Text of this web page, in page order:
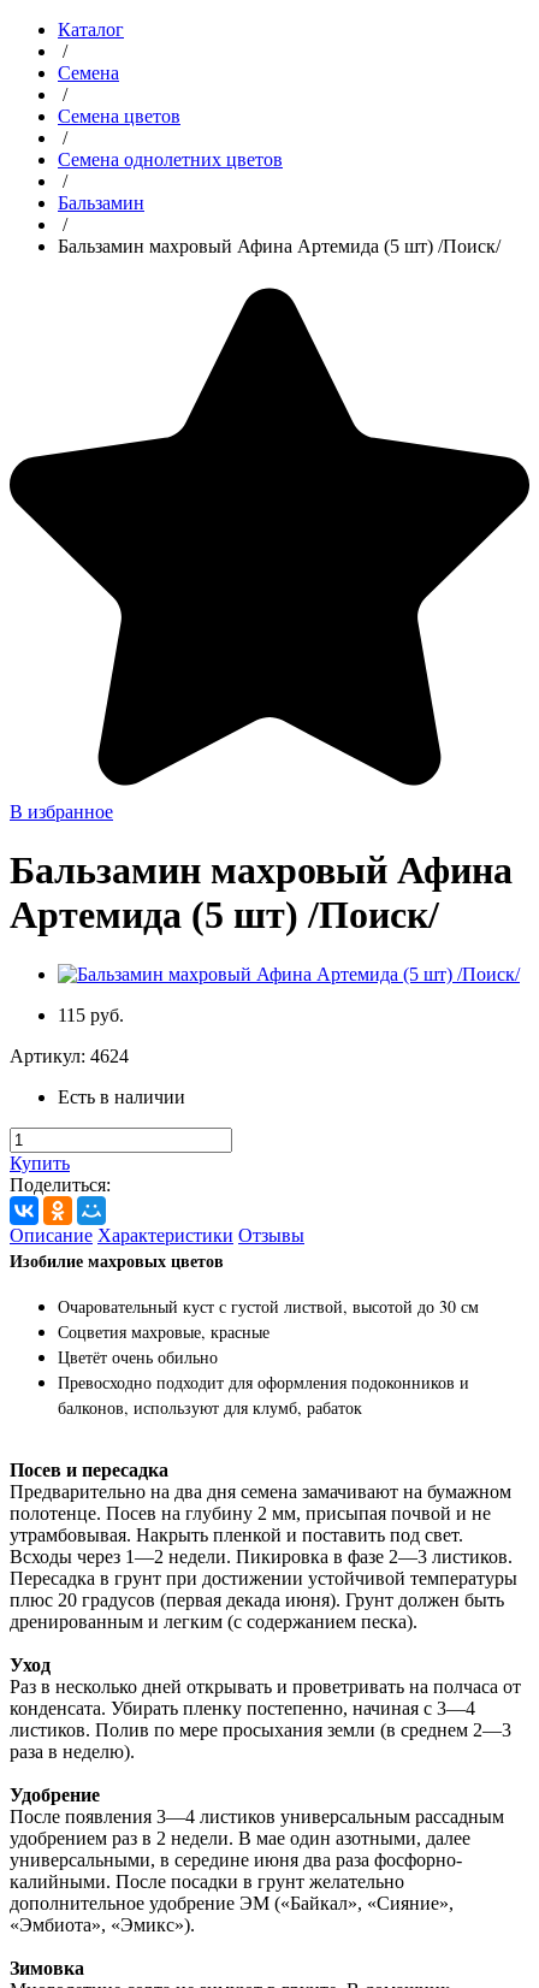
Каталог
/
Семена
/
Семена цветов
/
Семена однолетних цветов
/
Бальзамин
/
Бальзамин махровый Афина Артемида (5 шт) /Поиск/
В избранное
Бальзамин махровый Афина
Артемида (5 шт) /Поиск/
115 руб.
Артикул: 4624
Есть в наличии
Купить
Поделиться:
Описание Характеристики Отзывы
Изобилие махровых цветов
Очаровательный куст с густой листвой, высотой до 30 см
Соцветия махровые, красные
Цветёт очень обильно
Превосходно подходит для оформления подоконников и
балконов, используют для клумб, рабаток
Посев и пересадка
Предварительно на два дня семена замачивают на бумажном
полотенце. Посев на глубину 2 мм, присыпая почвой и не
утрамбовывая. Накрыть пленкой и поставить под свет.
Всходы через 1—2 недели. Пикировка в фазе 2—3 листиков.
Пересадка в грунт при достижении устойчивой температуры
плюс 20 градусов (первая декада июня). Грунт должен быть
дренированным и легким (с содержанием песка).
Уход
Раз в несколько дней открывать и проветривать на полчаса от
конденсата. Убирать пленку постепенно, начиная с 3—4
листиков. Полив по мере просыхания земли (в среднем 2—3
раза в неделю).
Удобрение
После появления 3—4 листиков универсальным рассадным
удобрением раз в 2 недели. В мае один азотными, далее
универсальными, в середине июня два раза фосфорно-
калийными. После посадки в грунт желательно
дополнительное удобрение ЭМ («Байкал», «Сияние»,
«Эмбиота», «Эмикс»).
Зимовка